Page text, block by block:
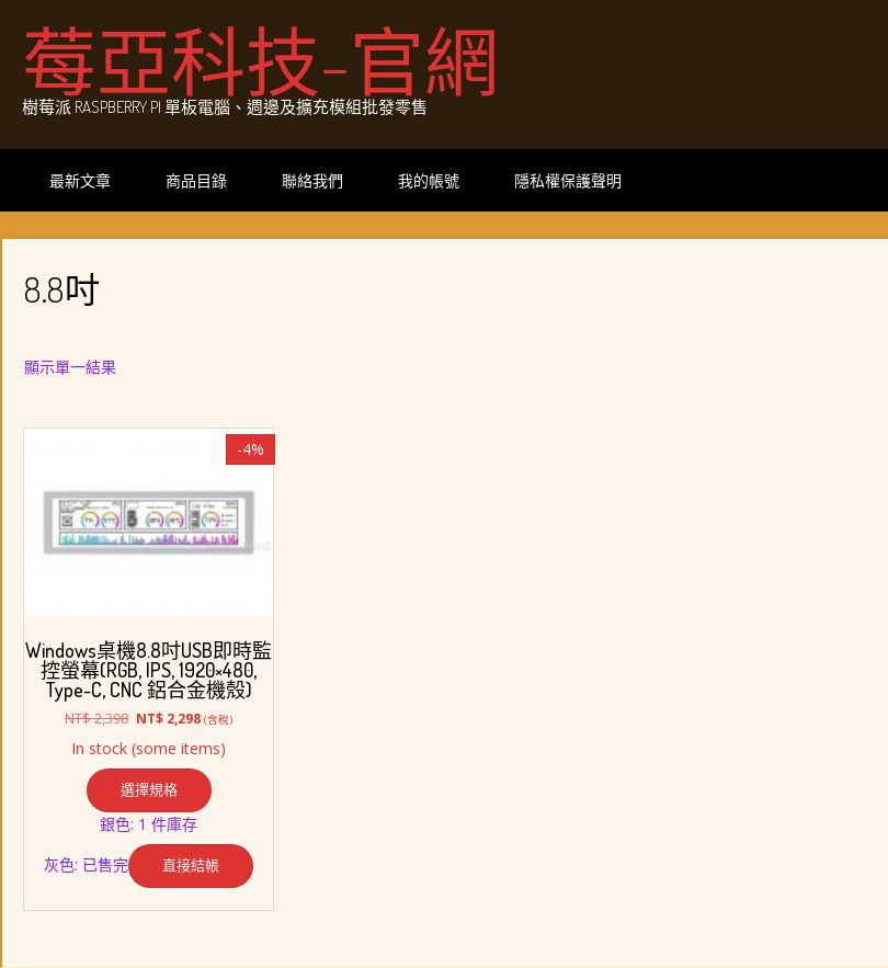
content莓亞科技-官網
樹莓派 RASPBERRY PI 單板電腦、週邊及擴充模組批發零售
最新文章 商品目錄 聯絡我們 我的帳號 隱私權保護聲明
8.8吋
顯示單一結果
-4%
Windows桌機8.8吋USB即時監
控螢幕(RGB, IPS, 1920×480,
Type-C, CNC 鋁合金機殼)
NT$2,398 原
價
NT$ 2,398。
NT$ 2,298目
價
格：
NT$ 2,298。
(含稅)
In stock (some items)
選擇規格
產
有
多
種
款
銀色: 1 件庫存
灰色: 已售完
直接結帳